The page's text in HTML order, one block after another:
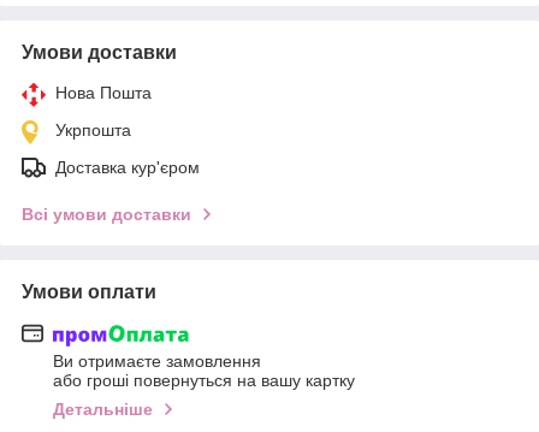
Умови доставки
Нова Пошта
Укрпошта
Доставка кур'єром
Всі умови доставки
Умови оплати
Ви отримаєте замовлення
або гроші повернуться на вашу картку
Детальніше